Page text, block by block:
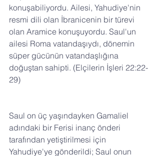
konuşabiliyordu. Ailesi, Yahudiye'nin
resmi dili olan İbranicenin bir türevi
olan Aramice konuşuyordu. Saul'un
ailesi Roma vatandaşıydı, dönemin
süper gücünün vatandaşlığına
doğuştan sahipti. (Elçilerin İşleri 22:22-
29)
Saul on üç yaşındayken Gamaliel
adındaki bir Ferisi inanç önderi
tarafından yetiştirilmesi için
Yahudiye'ye gönderildi; Saul onun